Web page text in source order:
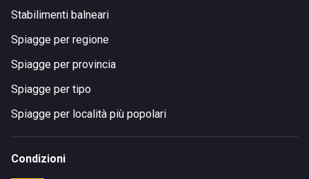
Stabilimenti balneari
Spiagge per regione
Spiagge per provincia
Spiagge per tipo
Spiagge per località più popolari
Condizioni